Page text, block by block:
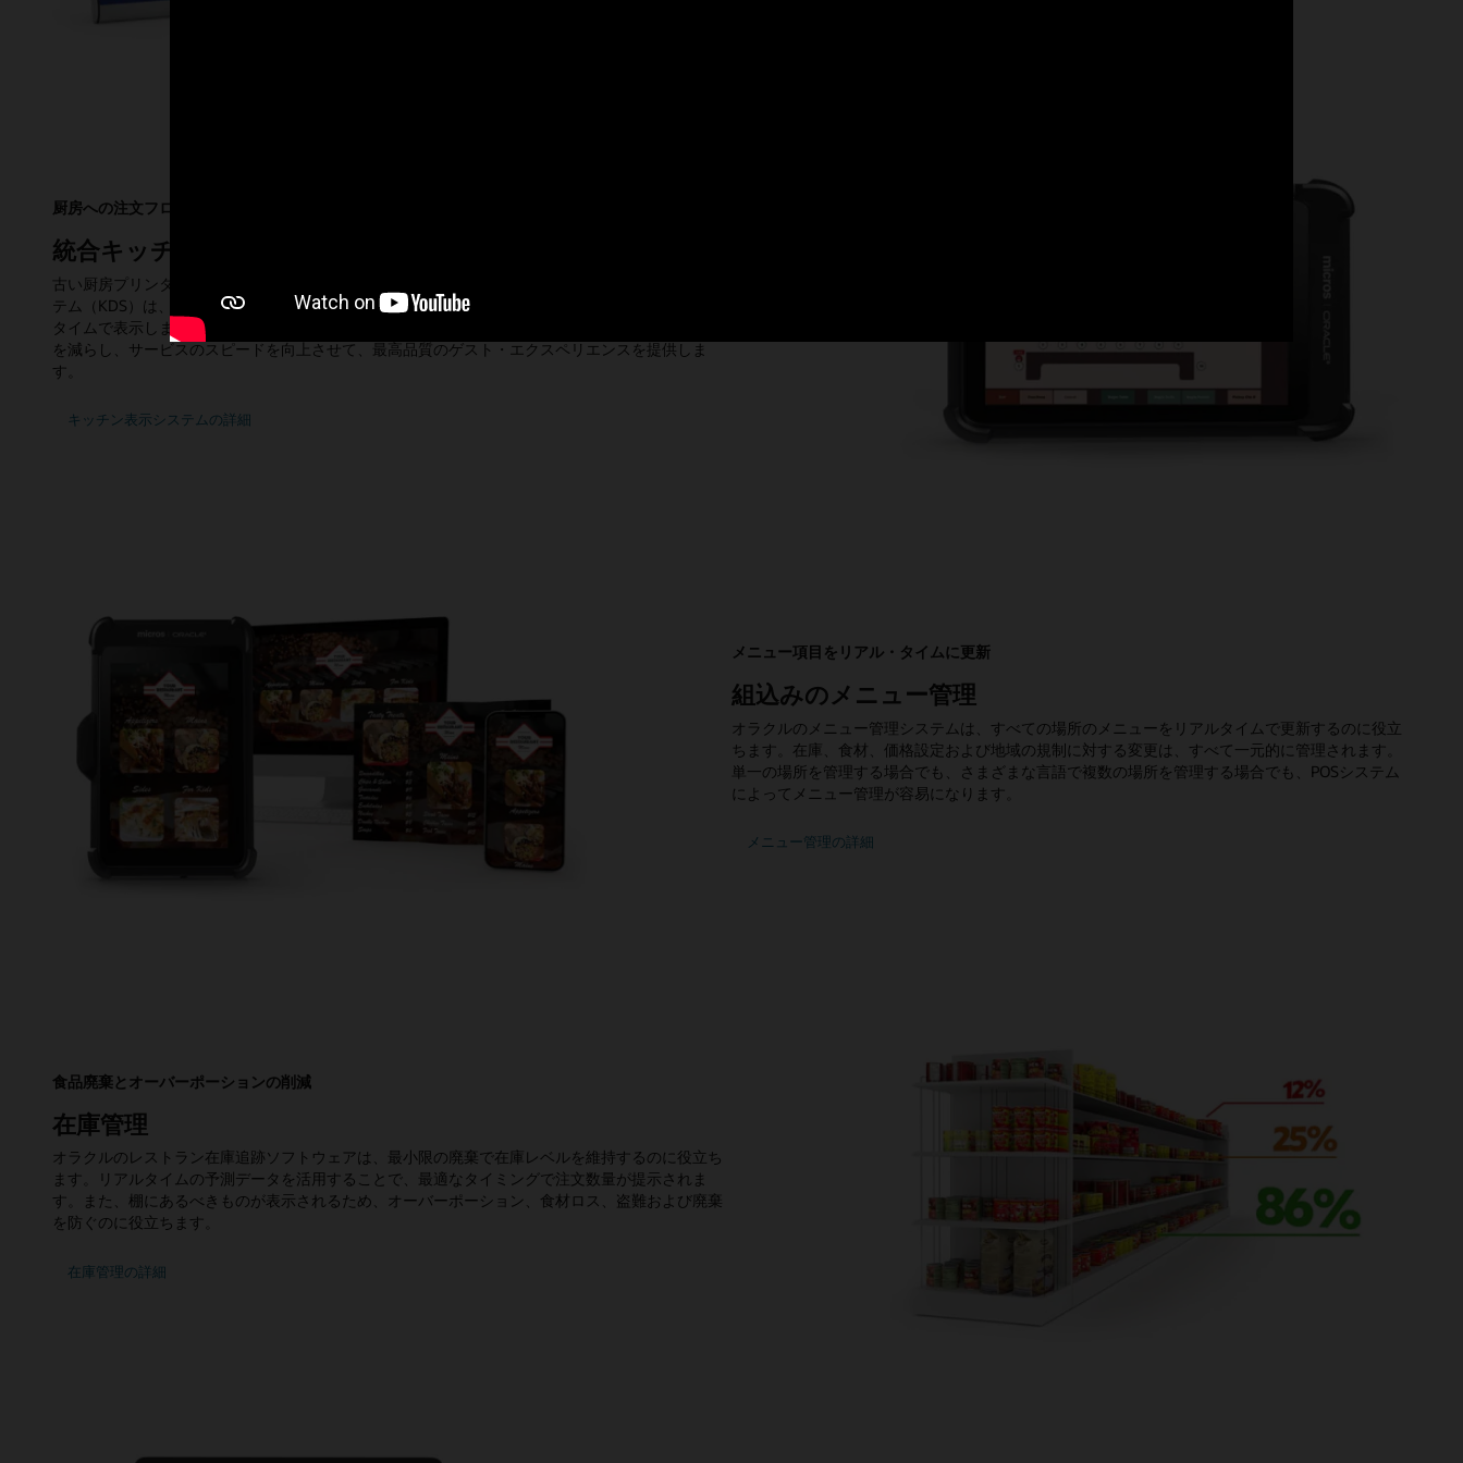
厨房への注文フローを自動化
統合キッチン表示システム
古い厨房プリンタから厨房オートメーションに移行しましょう。Oracle MICROSキッチン表示シス
テム（KDS）は、厨房の効率を向上させ、レストランPOSシステムから新たな注文や更新をリアル
タイムで表示します。オラクルのKDSは、オンラインおよび店内の注文に優先順位を付け、エラー
を減らし、サービスのスピードを向上させて、最高品質のゲスト・エクスペリエンスを提供しま
す。
キッチン表示システムの詳細
メニュー項目をリアル・タイムに更新
組込みのメニュー管理
オラクルのメニュー管理システムは、すべての場所のメニューをリアルタイムで更新するのに役立
ちます。在庫、食材、価格設定および地域の規制に対する変更は、すべて一元的に管理されます。
単一の場所を管理する場合でも、さまざまな言語で複数の場所を管理する場合でも、POSシステム
によってメニュー管理が容易になります。
メニュー管理の詳細
食品廃棄とオーバーポーションの削減
在庫管理
オラクルのレストラン在庫追跡ソフトウェアは、最小限の廃棄で在庫レベルを維持するのに役立ち
ます。リアルタイムの予測データを活用することで、最適なタイミングで注文数量が提示されま
す。また、棚にあるべきものが表示されるため、オーバーポーション、食材ロス、盗難および廃棄
を防ぐのに役立ちます。
在庫管理の詳細